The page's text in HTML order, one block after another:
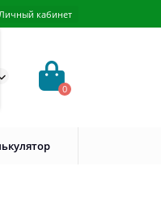
Личный кабинет
0